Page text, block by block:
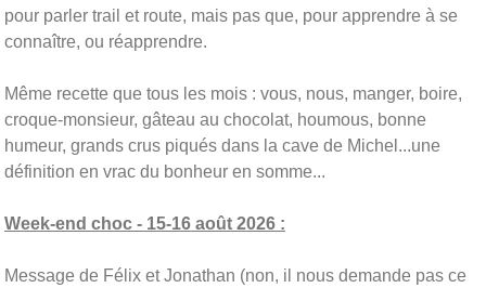
pour parler trail et route, mais pas que, pour apprendre à se
connaître, ou réapprendre.
Même recette que tous les mois : vous, nous, manger, boire,
croque-monsieur, gâteau au chocolat, houmous, bonne
humeur, grands crus piqués dans la cave de Michel...une
définition en vrac du bonheur en somme...
Week-end choc - 15-16 août 2026 :
Message de Félix et Jonathan (non, il nous demande pas ce